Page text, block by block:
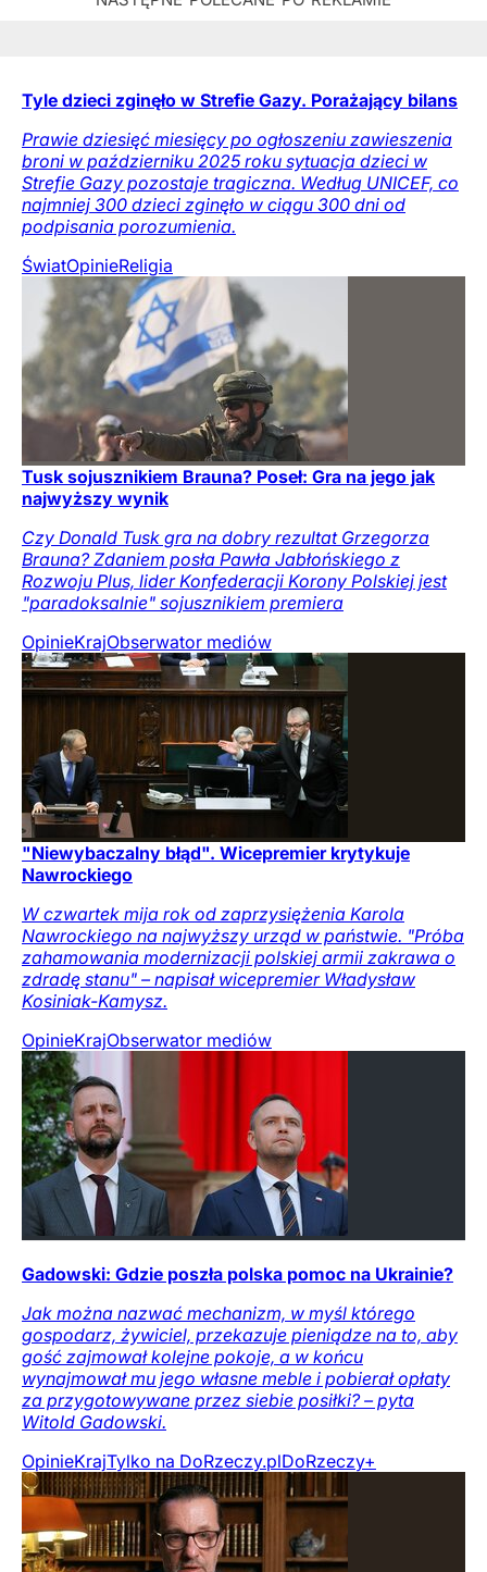
Tyle dzieci zginęło w Strefie Gazy. Porażający bilans
Prawie dziesięć miesięcy po ogłoszeniu zawieszenia
broni w październiku 2025 roku sytuacja dzieci w
Strefie Gazy pozostaje tragiczna. Według UNICEF, co
najmniej 300 dzieci zginęło w ciągu 300 dni od
podpisania porozumienia.
ŚwiatOpinieReligia
Tusk sojusznikiem Brauna? Poseł: Gra na jego jak
najwyższy wynik
Czy Donald Tusk gra na dobry rezultat Grzegorza
Brauna? Zdaniem posła Pawła Jabłońskiego z
Rozwoju Plus, lider Konfederacji Korony Polskiej jest
"paradoksalnie" sojusznikiem premiera
OpinieKrajObserwator mediów
"Niewybaczalny błąd". Wicepremier krytykuje
Nawrockiego
W czwartek mija rok od zaprzysiężenia Karola
Nawrockiego na najwyższy urząd w państwie. "Próba
zahamowania modernizacji polskiej armii zakrawa o
zdradę stanu" – napisał wicepremier Władysław
Kosiniak-Kamysz.
OpinieKrajObserwator mediów
Gadowski: Gdzie poszła polska pomoc na Ukrainie?
Jak można nazwać mechanizm, w myśl którego
gospodarz, żywiciel, przekazuje pieniądze na to, aby
gość zajmował kolejne pokoje, a w końcu
wynajmował mu jego własne meble i pobierał opłaty
za przygotowywane przez siebie posiłki? – pyta
Witold Gadowski.
OpinieKrajTylko na DoRzeczy.plDoRzeczy+